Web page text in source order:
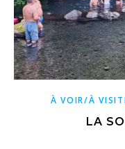
À VOIR/À
LA